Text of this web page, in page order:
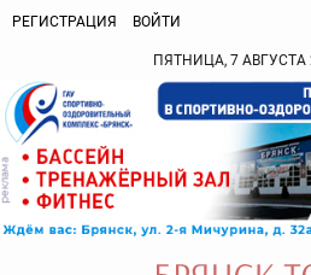
РЕГИСТРАЦИЯ ВОЙТИ
ПЯТНИЦА, 7 АВГУСТА